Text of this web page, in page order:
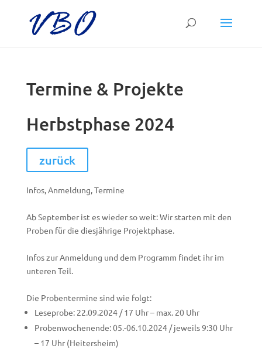
Termine & Projekte
Herbstphase 2024
zurück
Infos, Anmeldung, Termine
Ab September ist es wieder so weit: Wir starten mit den
Proben für die diesjährige Projektphase.
Infos zur Anmeldung und dem Programm findet ihr im
unteren Teil.
Die Probentermine sind wie folgt:
Leseprobe: 22.09.2024 / 17 Uhr – max. 20 Uhr
Probenwochenende: 05.-06.10.2024 / jeweils 9:30 Uhr
– 17 Uhr (Heitersheim)